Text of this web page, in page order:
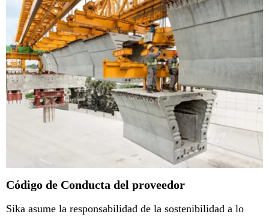
Código de Conducta del proveedor
Sika asume la responsabilidad de la sostenibilidad a lo